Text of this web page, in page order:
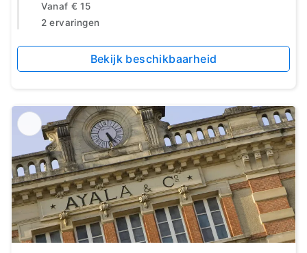
Vanaf € 15
2 ervaringen
Bekijk beschikbaarheid